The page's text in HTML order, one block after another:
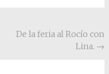
De la feria al Rocío con
Lina. →